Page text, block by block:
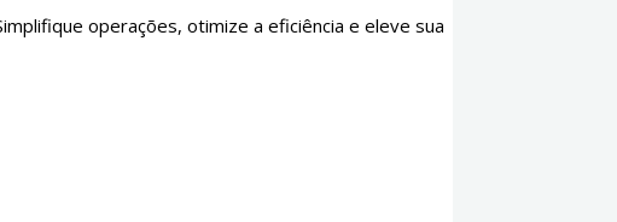
operações, otimize a eficiência e eleve sua